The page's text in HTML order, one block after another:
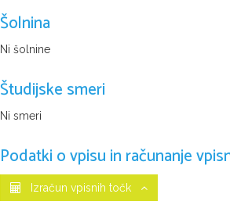
Šolnina
Ni šolnine
Študijske smeri
Ni smeri
Podatki o vpisu in računanje
Izračun vpisnih točk